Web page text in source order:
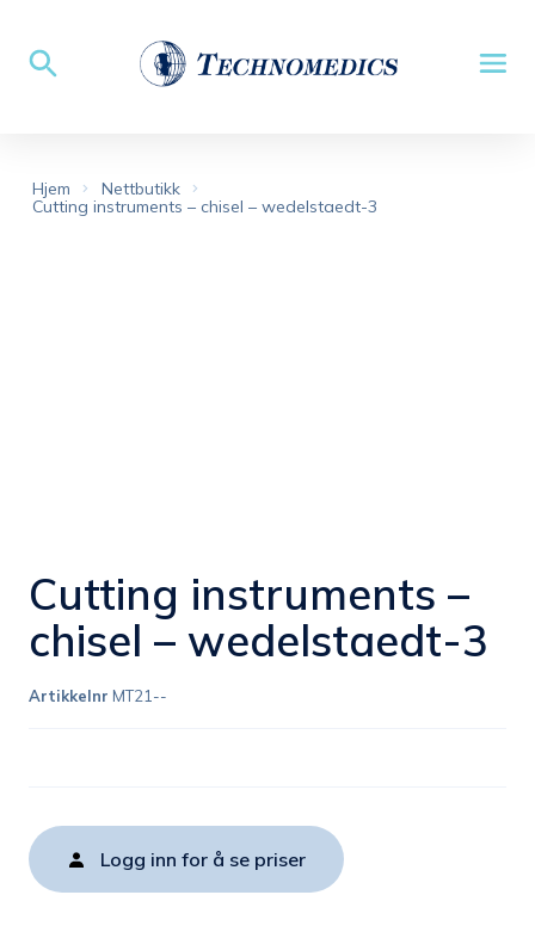
Hjem
Nettbutikk
Cutting instruments – chisel – wedelstaedt-3
Cutting instruments –
chisel – wedelstaedt-3
Artikkelnr MT21--
Logg inn for å se priser